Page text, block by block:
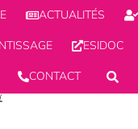
ACTUALITÉS
ESIDOC
CONTACT